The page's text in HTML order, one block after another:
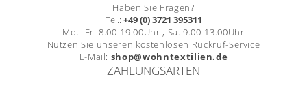
Haben Sie Fragen?
Tel.: +49 (0) 3721 395311
Mo. -Fr. 8.00-19.00Uhr , Sa. 9.00-13.00Uhr
Nutzen Sie unseren kostenlosen Rückruf-Service
E-Mail: shop@wohntextilien.de
ZAHLUNGSARTEN